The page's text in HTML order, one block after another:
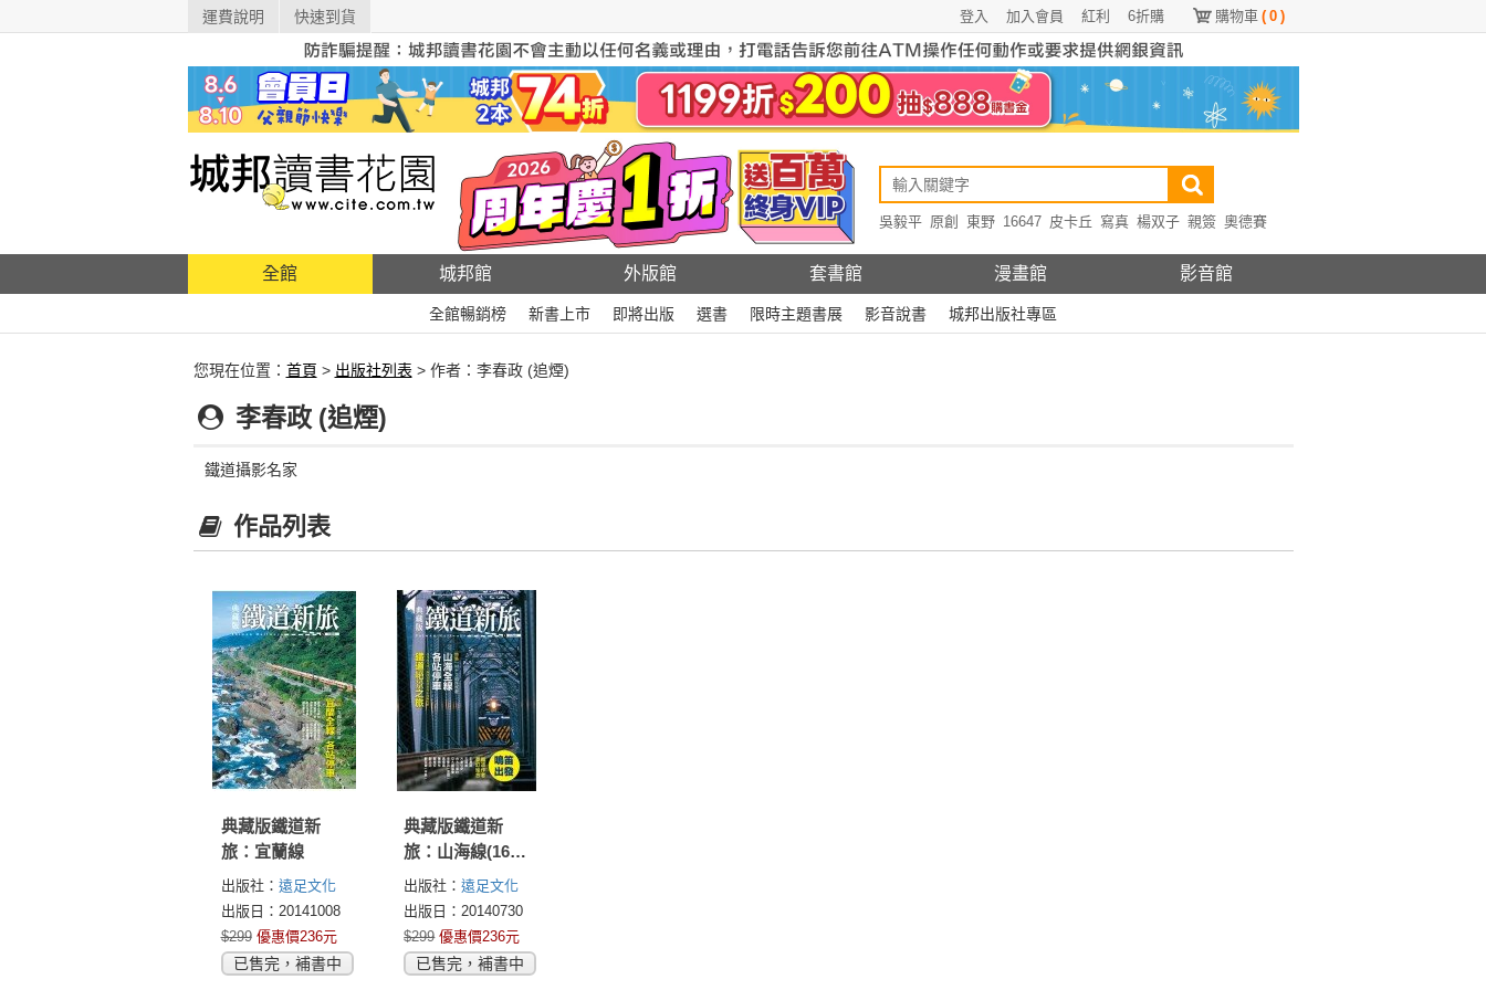
運費說明 快速到貨 購物車 ( 0 )
6折購
紅利
加入會員
登入
吳毅平 原創 東野 16647 皮卡丘 寫真 楊双子 親簽 奧德賽
全館 城邦館 外版館 套書館 漫畫館 影音館
全館暢銷榜 新書上市 即將出版 選書 限時主題書展 影音說書 城邦出版社專區
您現在位置： 首頁 > 出版社列表 > 作者：李春政 (追煙)
李春政 (追煙)
鐵道攝影名家
作品列表
典藏版鐵道新
旅：宜蘭線
出版社： 遠足文化
出版日：20141008
$299 優惠價236元
已售完，補書中
典藏版鐵道新
旅：山海線(16開
新版)
出版社：遠足文化
出版日：20140730
$299 優惠價236元
已售完，補書中